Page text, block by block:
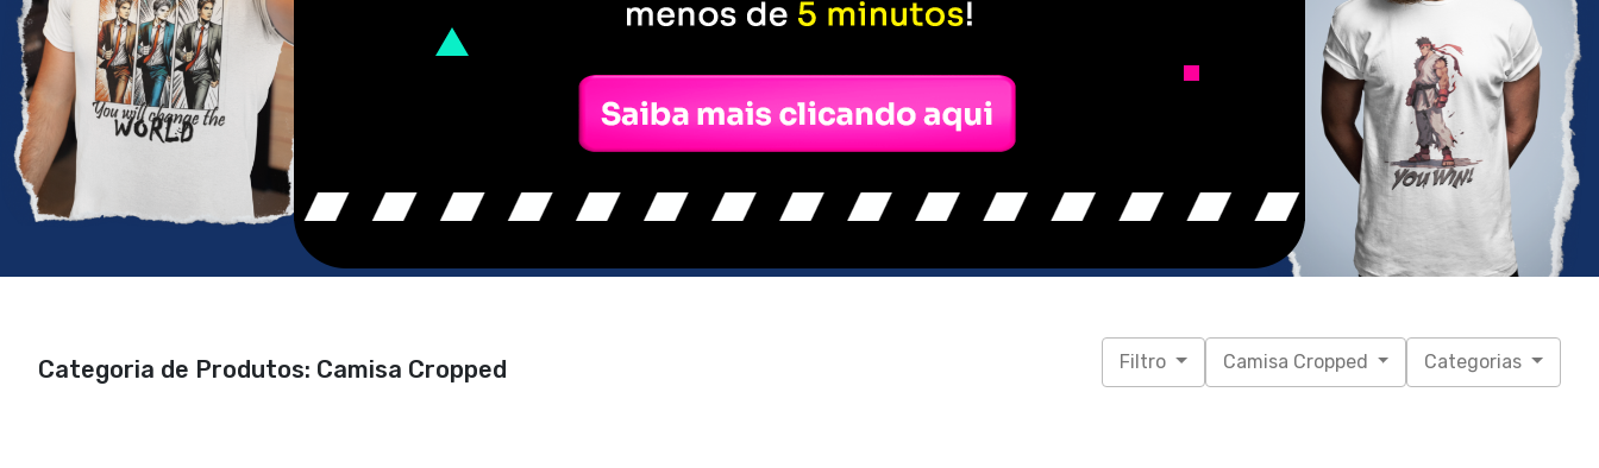
Categoria de Produtos: Camisa Cropped Filtro Camisa Cropped Categorias